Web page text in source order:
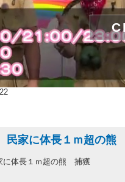
民家に体長１ｍ超の
に体長１ｍ超の熊 捕獲